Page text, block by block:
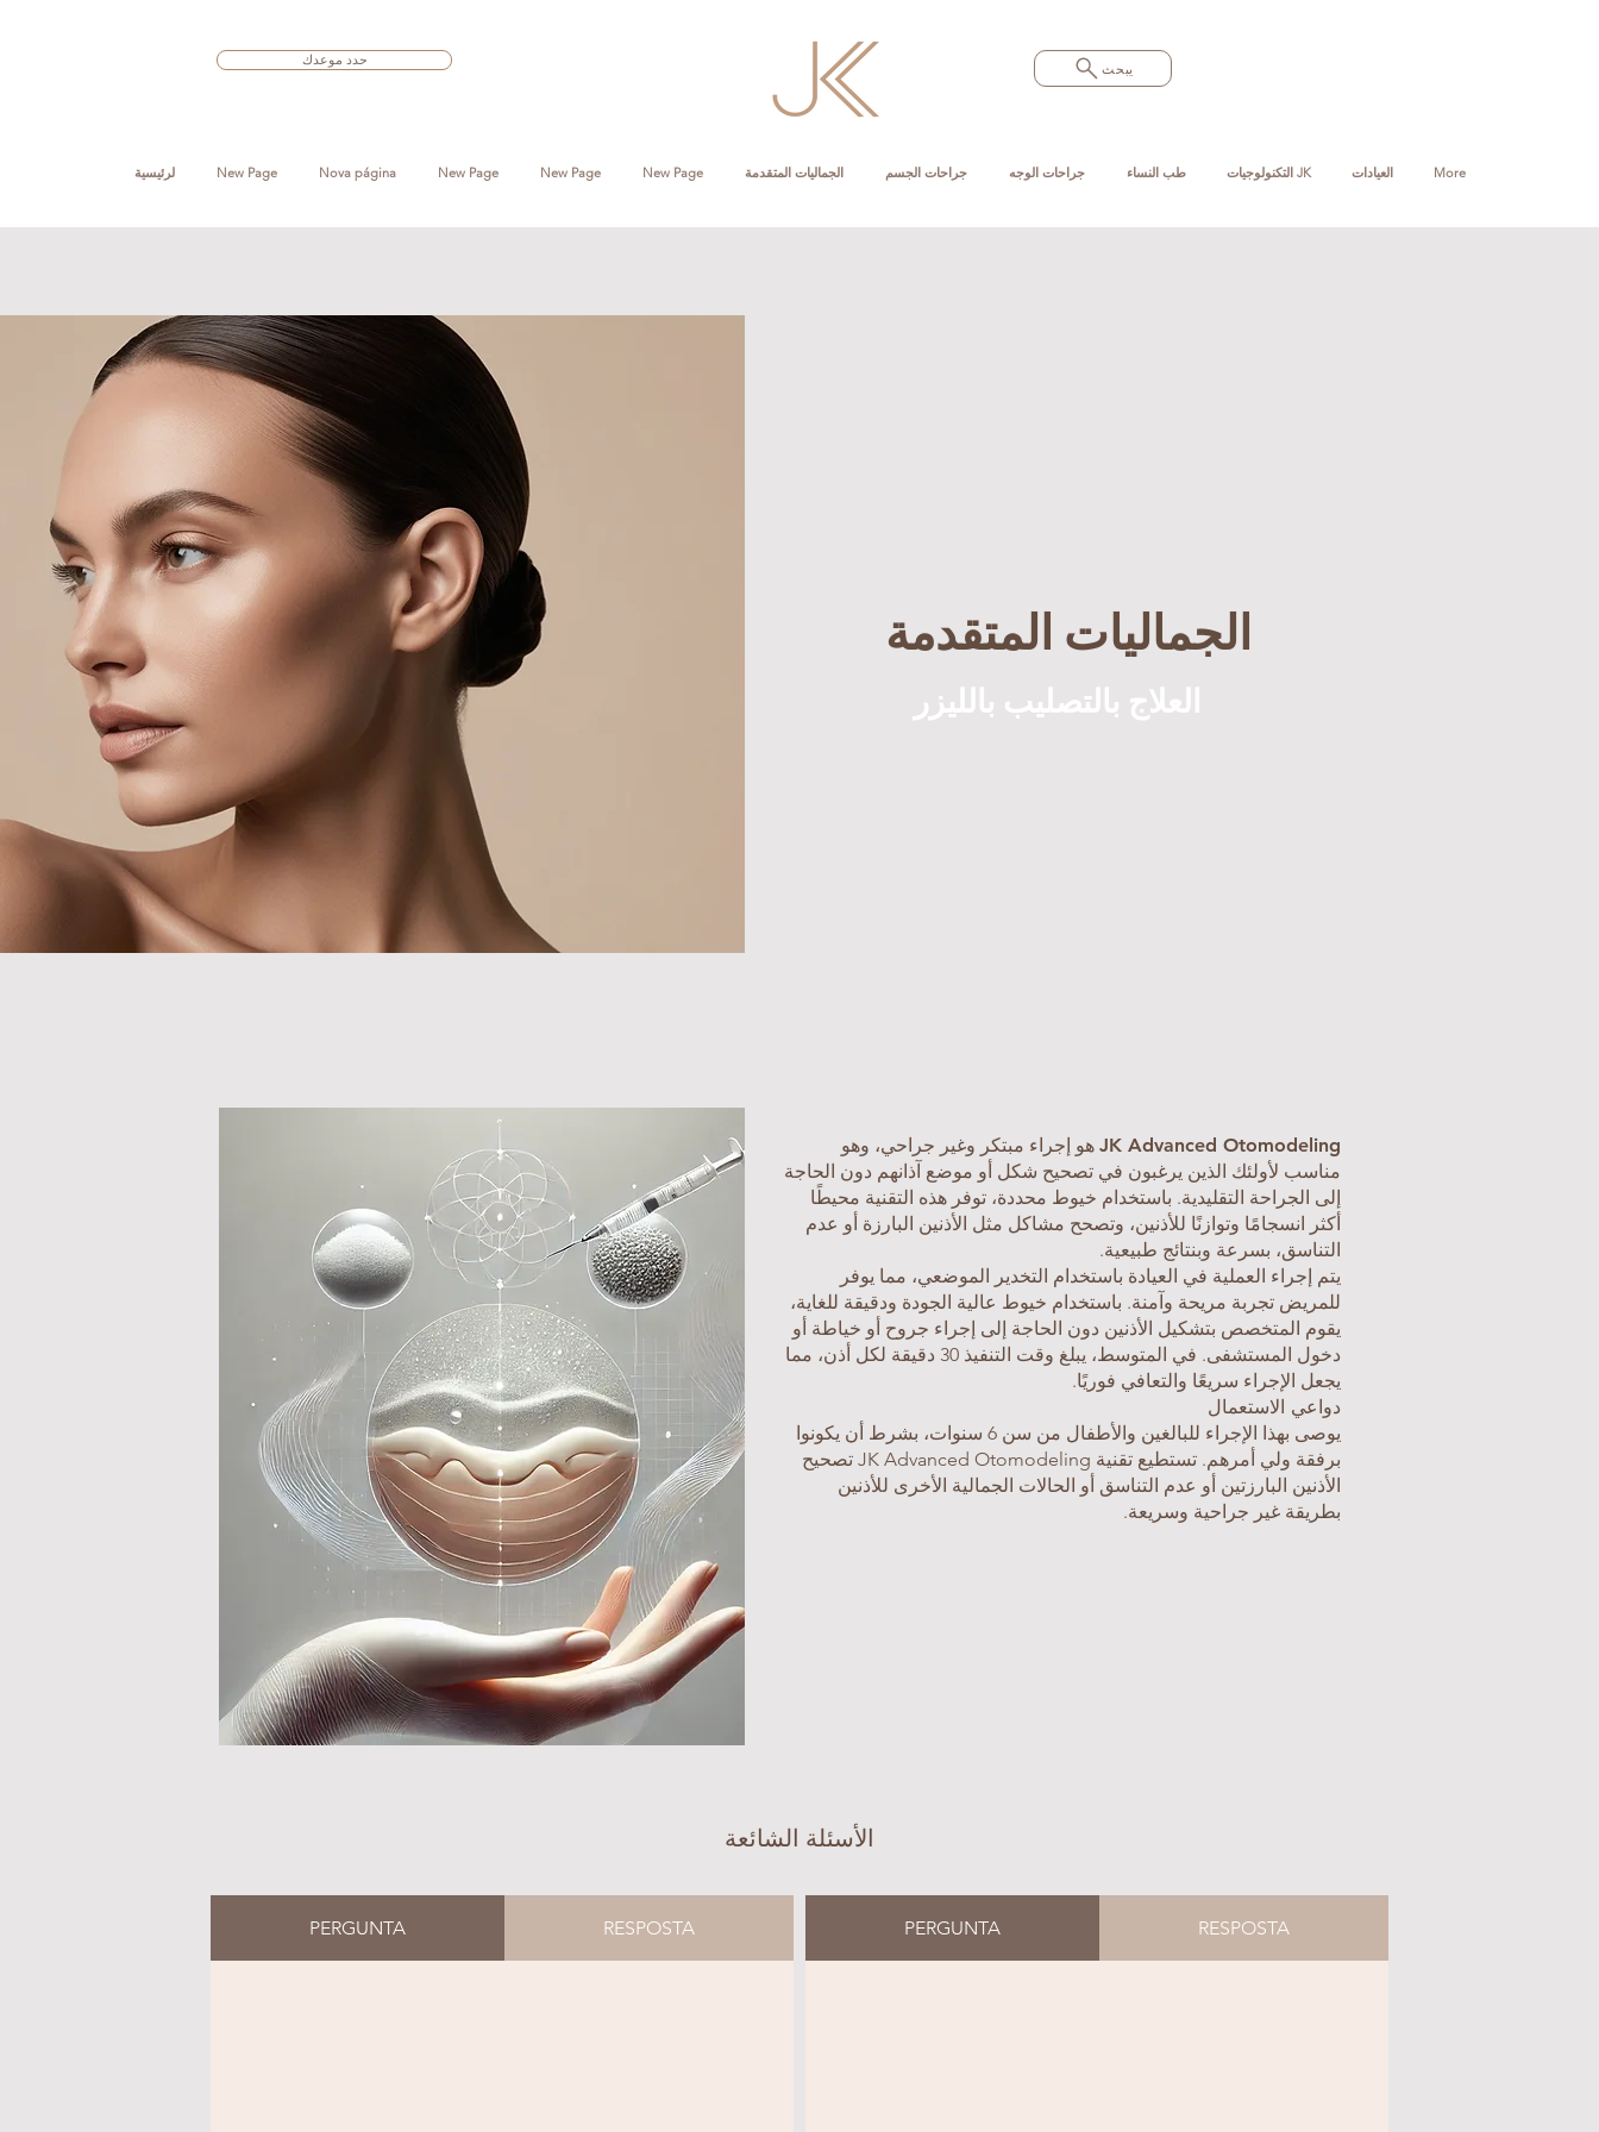
لرئيسية New Page Nova página New Page New Page New Page الجماليات المتقدمة جراحات الجسم جراحات الوجه طب النساء التكنولوجيات JK العيادات More
يبحث
حدد موعدك
الجماليات المتقدمة
العلاج بالتصليب بالليزر
JK Advanced Otomodeling هو إجراء مبتكر وغير جراحي، وهو
مناسب لأولئك الذين يرغبون في تصحيح شكل أو موضع آذانهم دون الحاجة
إلى الجراحة التقليدية. باستخدام خيوط محددة، توفر هذه التقنية محيطًا
أكثر انسجامًا وتوازنًا للأذنين، وتصحح مشاكل مثل الأذنين البارزة أو عدم
التناسق، بسرعة وبنتائج طبيعية.
يتم إجراء العملية في العيادة باستخدام التخدير الموضعي، مما يوفر
للمريض تجربة مريحة وآمنة. باستخدام خيوط عالية الجودة ودقيقة للغاية،
يقوم المتخصص بتشكيل الأذنين دون الحاجة إلى إجراء جروح أو خياطة أو
دخول المستشفى. في المتوسط، يبلغ وقت التنفيذ 30 دقيقة لكل أذن، مما
يجعل الإجراء سريعًا والتعافي فوريًا.
دواعي الاستعمال
يوصى بهذا الإجراء للبالغين والأطفال من سن 6 سنوات، بشرط أن يكونوا
برفقة ولي أمرهم. تستطيع تقنية JK Advanced Otomodeling تصحيح
الأذنين البارزتين أو عدم التناسق أو الحالات الجمالية الأخرى للأذنين
بطريقة غير جراحية وسريعة.
الأسئلة الشائعة
PERGUNTA RESPOSTA PERGUNTA RESPOSTA